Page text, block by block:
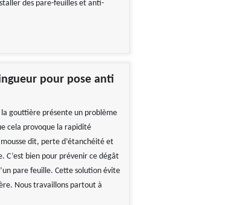
des pare-feuilles et anti-
pour pose anti
gouttière présente un problème
cela provoque la rapidité
dit, perte d’étanchéité et
C’est bien pour prévenir ce dégât
pare feuille. Cette solution évite
Nous travaillons partout à